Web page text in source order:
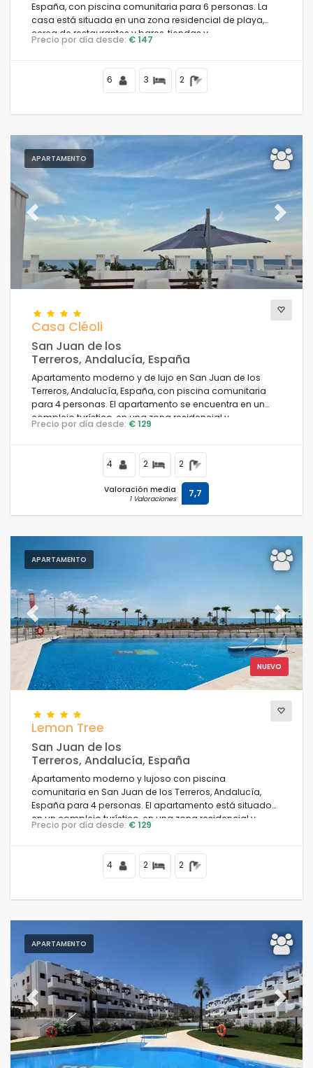
En el área de la ciudad (36)
En área rural
Media pizarra
España, con piscina comunitaria para 6 personas. La
casa está situada en una zona residencial de playa,
cerca de restaurantes y bares, tiendas y
supermercados, y se encuentra a 100 m de la playa.
Precio por día desde: € 147
6 3 2
APARTAMENTO
Previous Next
Casa Cléoli
San Juan de los
Terreros, Andalucía, España
Apartamento moderno y de lujo en San Juan de los
Terreros, Andalucía, España, con piscina comunitaria
para 4 personas. El apartamento se encuentra en un
complejo turístico, en una zona residencial y
montañosa cerca de la playa, a poca distancia de
Precio por día desde: € 129
4 2 2
Valoración media
1 Valoraciones 7,7
APARTAMENTO
NUEVO
Previous Next
Lemon Tree
San Juan de los
Terreros, Andalucía, España
Apartamento moderno y lujoso con piscina
comunitaria en San Juan de los Terreros, Andalucía,
España para 4 personas. El apartamento está situado
en un complejo turístico, en una zona residencial y
montañosa, cerca de supermercados y a 100 m de la
Precio por día desde: € 129
4 2 2
APARTAMENTO
Previous Next